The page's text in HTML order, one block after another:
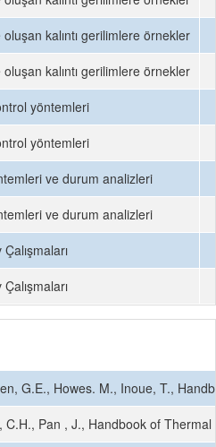
kalıntı gerilimlere örnekler
kalıntı gerilimlere örnekler
yöntemleri
yöntemleri
ve durum analizleri
ve durum analizleri
G.E., Howes. M., Inoue, T.,
C.H., Pan , J., Handbook of